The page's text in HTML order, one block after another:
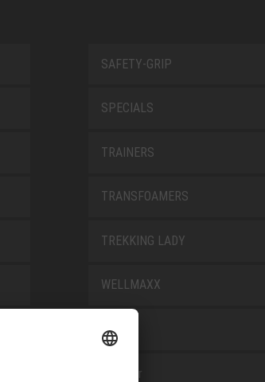
SAFETY-GRIP
SPECIALS
TRAINERS
TRANSFOAMERS
TREKKING LADY
WELLMAXX
WHITE
Zubehör